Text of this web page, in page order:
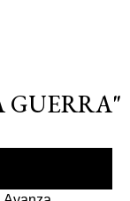
GUERRA"